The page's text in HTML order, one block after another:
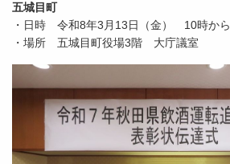
五城目町
・日時 令和8年3月13日（金） 10時から
・場所 五城目町役場3階 大庁議室